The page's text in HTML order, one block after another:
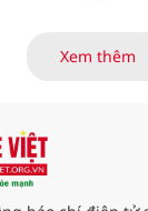
yếu ớt tức
Xem thêm